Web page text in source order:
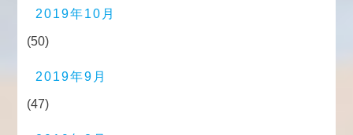
2019年10月
(50)
2019年9月
(47)